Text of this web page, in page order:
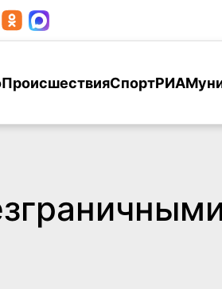
ПроисшествияСпортРИА